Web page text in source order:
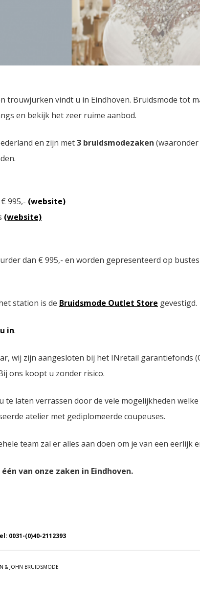
trouwjurken vindt u in Eindhoven. Bruidsmode tot
en bekijk het zeer ruime aanbod.
en zijn met3 bruidsmodezaken
995,- (website)
(website)
dan € 995,- en worden gepresenteerd op
station is de Bruidsmode Outlet Store gevestigd.
in.
wij zijn aangesloten bij het INretail garantiefonds
ons koopt u zonder risico.
laten verrassen door de vele mogelijkheden
atelier met gediplomeerde coupeuses.
team zal er alles aan doen om je van een eerlijk
van onze zaken in Eindhoven.
0031-(0)40-2112393
& JOHN BRUIDSMODE